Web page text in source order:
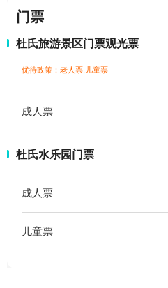
门票
杜氏旅游景区门票观光票
优待政策：老人票,儿童票
成人票
杜氏水乐园门票
成人票
儿童票